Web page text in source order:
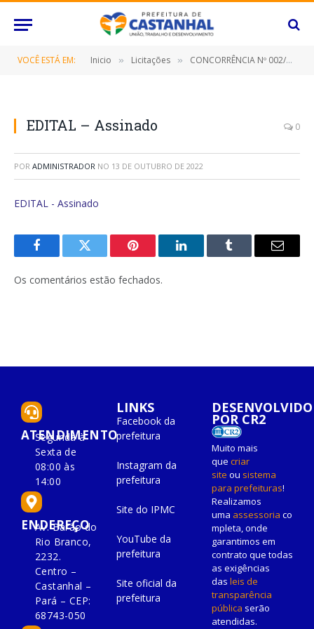
VOCÊ ESTÁ EM: Inicio » Licitações » CONCORRÊNCIA Nº 002/2022 (PRESTAÇÃO DE SERVIÇOS DE PUBLICIDADE, COMPREENDENDO O CONJUNTO DE ATIVIDADES REALIZADAS INTEGRADAMENTE QUE TENHAM POR OBJETIVO O ESTUDO, O PLANEJAMENTO, A CONCEITUAÇÃO, A CONCEPÇÃO, A CRIAÇÃO, A EXECUÇÃO INTERNA, A INTERMEDIAÇÃO E A SUPERVISÃO DA EXECUÇÃO EXTERNA E A DISTRIBUIÇÃO DE AÇÕES PUBLICITÁRIAS PARA PÚBLICOS DE INTERESSE)
EDITAL – Assinado 0
POR ADMINISTRADOR NO 13 DE OUTUBRO DE 2022
EDITAL - Assinado
FacebookTwitter Pinterest O
Tumblr
E-
Os comentários estão fechados.
ATENDIMENTO
Segunda à
Sexta de
08:00 às
14:00
ENDEREÇO
Av. Barão do
Rio Branco,
2232.
Centro –
Castanhal –
Pará – CEP:
68743-050
LINKS
Facebook da
prefeitura
Instagram da
prefeitura
Site do IPMC
YouTube da
prefeitura
Site oficial da
prefeitura
DESENVOLVIDO
POR CR2
Muito mais
que criar
site ou sistema
para prefeituras!
Realizamos
uma assessoria co
mpleta, onde
garantimos em
contrato que todas
as exigências
das leis de
transparência
pública serão
atendidas.